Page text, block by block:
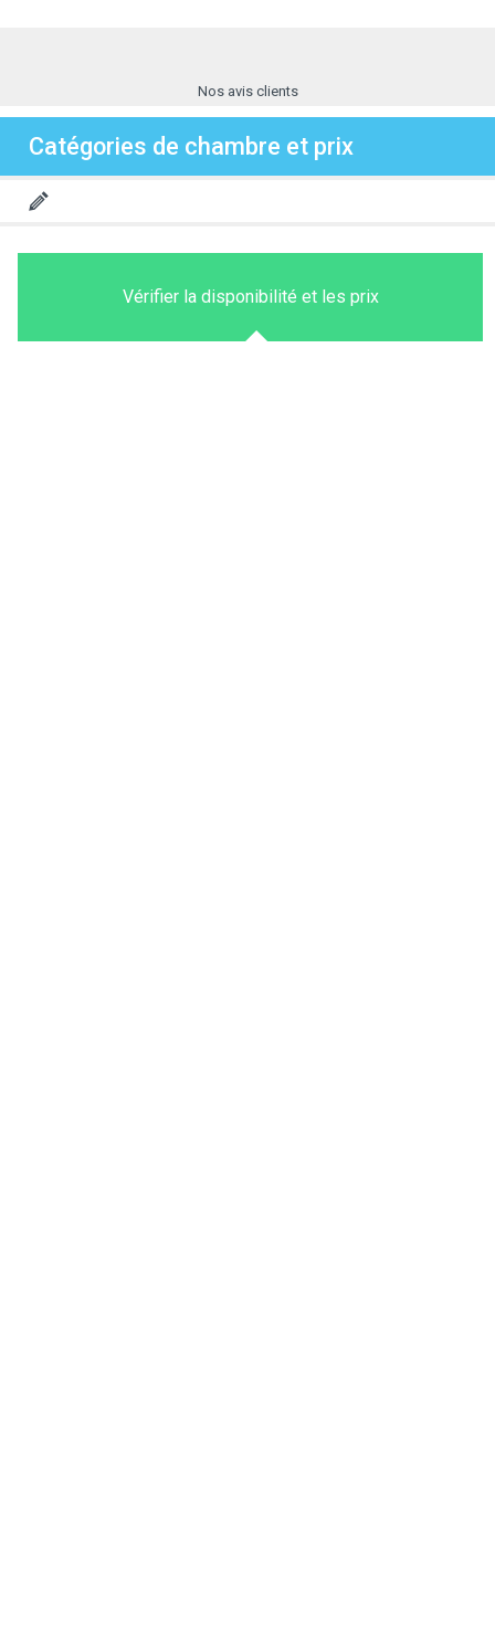
Nos avis clients
Catégories de chambre et prix
Vérifier la disponibilité et les prix